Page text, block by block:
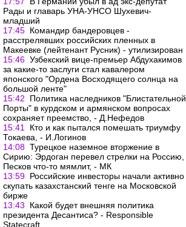
Рады и главарь УНА-УНСО Шухевич-
младший
17:45 Командир бандеровцев -
расстрелявших российских пленных в
Макеевке (лейтенант Русник) - утилизирован
15:46 Узбекский вице-премьер Абдухакимов
за какие-то заслуги стал кавалером
японского "Ордена Восходящего солнца на
большой ленте"
15:42
Политика наследников "Блистательной
Порты" в курдском и армянском вопросах
сохраняет преемство, - Д.Нефедов
15:41
Кто и как пытался помешать триумфу
Токаева, - И.Логинов
14:08 Турецкое наземное вторжение в
Сирию: Эрдоган перевел стрелки на Россию,
Песков что-то мямлит, - МК
13:59 Российские инвесторы начали активно
скупать казахстанский тенге на Московской
бирже
13:43
Какой будет внешняя политика
президента Десантиса? - Responsible
Statecraft